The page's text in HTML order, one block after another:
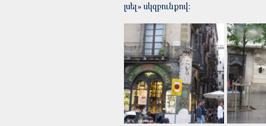
լսել» սկզբունքով: